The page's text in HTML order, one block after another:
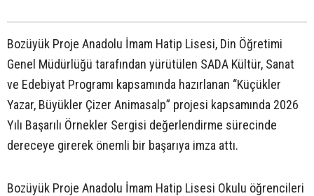
Bozüyük Proje Anadolu İmam Hatip Lisesi, Din Öğretimi
Genel Müdürlüğü tarafından yürütülen SADA Kültür, Sanat
ve Edebiyat Programı kapsamında hazırlanan “Küçükler
Yazar, Büyükler Çizer Animasalp” projesi kapsamında 2026
Yılı Başarılı Örnekler Sergisi değerlendirme sürecinde
dereceye girerek önemli bir başarıya imza attı.
Bozüyük Proje Anadolu İmam Hatip Lisesi Okulu öğrencileri